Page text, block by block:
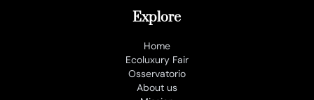
Explore
Home
Ecoluxury Fair
Osservatorio
About us